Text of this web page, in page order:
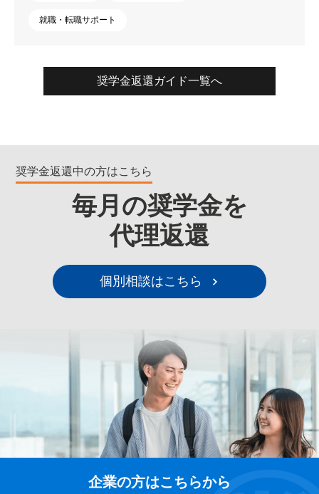
就職・転職サポート
奨学金返還ガイド一覧へ
奨学金返還中の方はこちら
毎月の奨学金を
代理返還
個別相談はこちら
企業の方はこちらから